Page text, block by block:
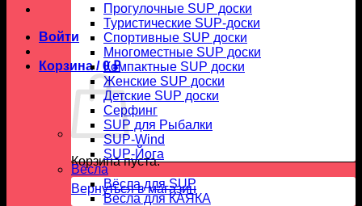
Войти
Корзина /0₽
Корзина пуста.
Вернуться в магазин
Прогулочные SUP доски
Туристические SUP-доски
Спортивные SUP доски
Многоместные SUP доски
Компактные SUP доски
Женские SUP доски
Детские SUP доски
Серфинг
SUP для Рыбалки
SUP-Wind
SUP-Йога
Вёсла
Вёсла для SUP
Весла для КАЯКА